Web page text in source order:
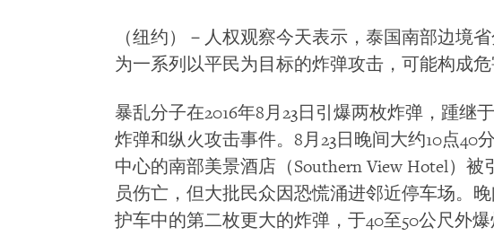
（纽约）－人权观察今天表示，泰国南部边境
为一系列以平民为目标的炸弹攻击，可能构成危
暴乱分子在2016年8月23日引爆两枚炸弹，踵继
炸弹和纵火攻击事件。8月23日晚间大约10点40
中心的南部美景酒店（Southern View Hotel）
员伤亡，但大批民众因恐慌涌进邻近停车场。
护车中的第二枚更大的炸弹，于40至50公尺外